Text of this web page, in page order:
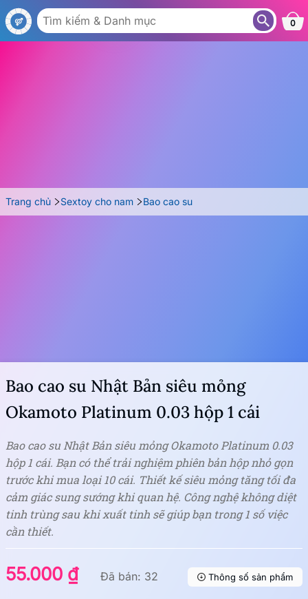
0
Trang chủ Sextoy cho nam Bao cao su
55.000 ₫ Đã bán: 32 Thông số sản phẩm
Bao cao su Nhật Bản siêu mỏng
Okamoto Platinum 0.03 hộp 1 cái
Bao cao su Nhật Bản siêu mỏng Okamoto Platinum 0.03
hộp 1 cái. Bạn có thể trải nghiệm phiên bản hộp nhỏ gọn
trước khi mua loại 10 cái. Thiết kế siêu mỏng tăng tối đa
cảm giác sung sướng khi quan hệ. Công nghệ không diệt
tinh trùng sau khi xuất tinh sẽ giúp bạn trong 1 số việc
cần thiết.